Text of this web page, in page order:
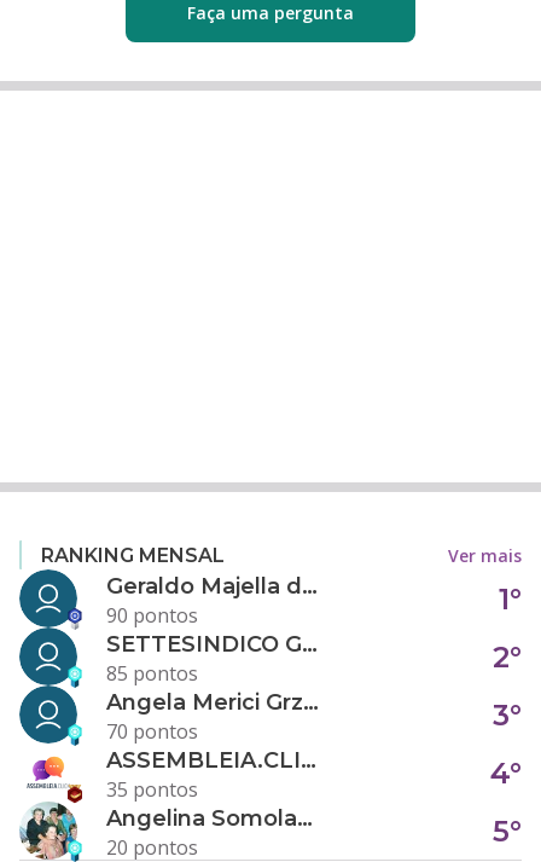
Faça uma pergunta
RANKING MENSAL Ver mais
Geraldo Majella da Silva
90 pontos
1°
SETTESINDICO GOVERNANÇA CONDOMINIAL
85 pontos
2°
Angela Merici Grzybowski
70 pontos
3°
ASSEMBLEIA.CLICK
35 pontos
4°
Angelina Somolanji R. Oliveira
20 pontos
5°